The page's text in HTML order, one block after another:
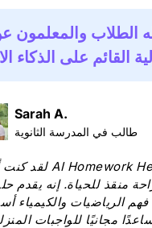
الطلاب والمعلمون
القائم على الذكاء
Sarah A.
طالب في المدرسة الثانوية
منقذ للحياة. إنه يقدم
الرياضيات والكيمياء
مجانيًا للواجبات